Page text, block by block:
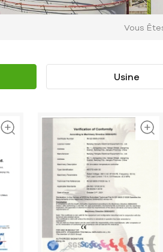
Vous
Usine